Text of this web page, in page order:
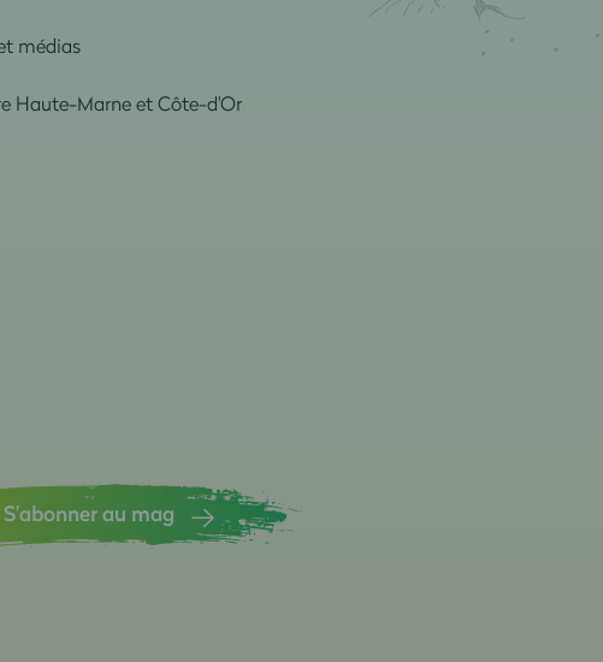
médias
Haute-Marne et Côte-d'Or
S’abonner au mag